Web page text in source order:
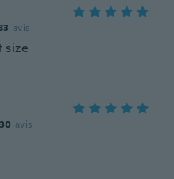
avis
size
30 avis